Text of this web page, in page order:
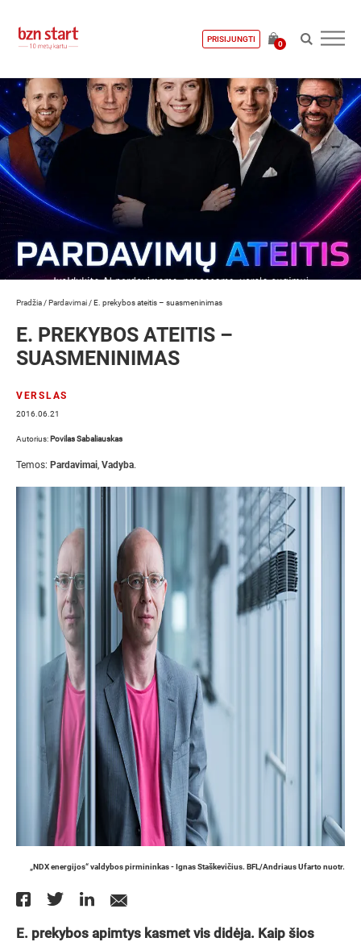
PRISIJUNGTI
0
Pradžia /Pardavimai /E. prekybos ateitis – suasmeninimas
E. PREKYBOS ATEITIS –
SUASMENINIMAS
VERSLAS
2016.06.21
Autorius: Povilas Sabaliauskas
Temos: Pardavimai, Vadyba.
„NDX energijos“ valdybos pirmininkas - Ignas Staškevičius. BFL/Andriaus Ufarto nuotr.
E. prekybos apimtys kasmet vis didėja. Kaip šios